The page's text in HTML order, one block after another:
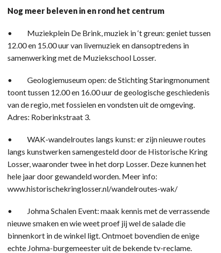
Nog meer beleven in en rond het centrum
• Muziekplein De Brink, muziek in ‘t greun: geniet tussen
12.00 en 15.00 uur van livemuziek en dansoptredens in
samenwerking met de Muziekschool Losser.
• Geologiemuseum open: de Stichting Staringmonument
toont tussen 12.00 en 16.00 uur de geologische geschiedenis
van de regio, met fossielen en vondsten uit de omgeving.
Adres: Roberinkstraat 3.
• WAK-wandelroutes langs kunst: er zijn nieuwe routes
langs kunstwerken samengesteld door de Historische Kring
Losser, waaronder twee in het dorp Losser. Deze kunnen het
hele jaar door gewandeld worden. Meer info:
www.historischekringlosser.nl/wandelroutes-wak/
• Johma Schalen Event: maak kennis met de verrassende
nieuwe smaken en wie weet proef jij wel de salade die
binnenkort in de winkel ligt. Ontmoet bovendien de enige
echte Johma-burgemeester uit de bekende tv-reclame.